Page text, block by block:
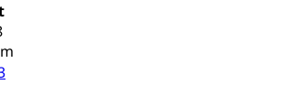
für Zivildienst ZIVI
(WAS Luzern)
Schutzraum,